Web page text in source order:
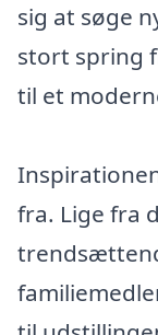
sig at søge
stort spring
til et
fra. Lige fra